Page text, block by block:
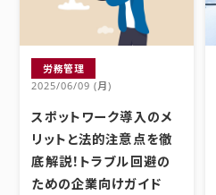
労務管理
2025/06/09 (月)
スポットワーク導入のメ
リットと法的注意点を徹
底解説！トラブル回避の
ための企業向けガイド